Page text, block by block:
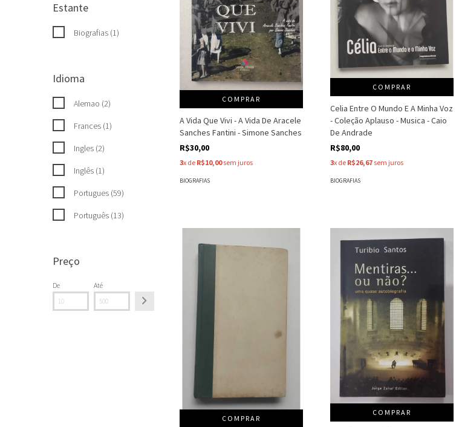
Estante
Biografias (1)
Idioma
Alemao (2)
Frances (1)
Ingles (2)
Inglês (1)
Portugues (59)
Português (13)
Preço
De Até
COMPRAR
A Vida Que Vivi - A Vida De Aracele
Sanches Fantini - Simone Sanches
R$30,00
3x de R$10,00sem juros
BIOGRAFIAS
COMPRAR
Celia Entre O Mundo E A Minha Voz
- Coleção Aplauso - Musica - Caio
De Andrade
R$80,00
3x de R$26,67sem juros
BIOGRAFIAS
COMPRAR
COMPRAR